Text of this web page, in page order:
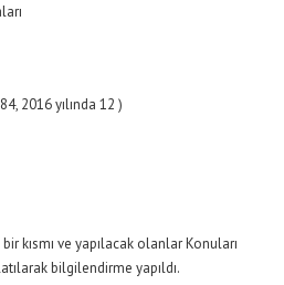
2016 yılında 12 )
kısmı ve yapılacak olanlar Konuları
bilgilendirme yapıldı.